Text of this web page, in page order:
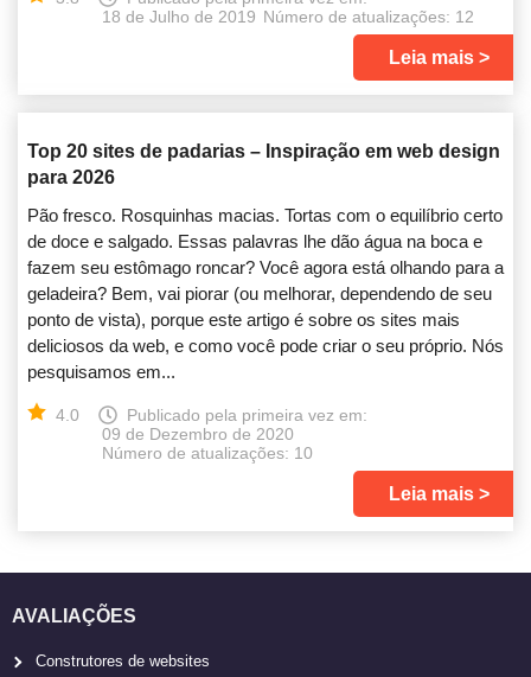
18 de Julho de 2019 Número de atualizações: 12
Leia mais
Top 20 sites de padarias – Inspiração em web design
para 2026
Pão fresco. Rosquinhas macias. Tortas com o equilíbrio certo
de doce e salgado. Essas palavras lhe dão água na boca e
fazem seu estômago roncar? Você agora está olhando para a
geladeira? Bem, vai piorar (ou melhorar, dependendo de seu
ponto de vista), porque este artigo é sobre os sites mais
deliciosos da web, e como você pode criar o seu próprio. Nós
pesquisamos em...
4.0
Publicado pela primeira vez em:
09 de Dezembro de 2020
Número de atualizações: 10
Leia mais
AVALIAÇÕES
Construtores de websites